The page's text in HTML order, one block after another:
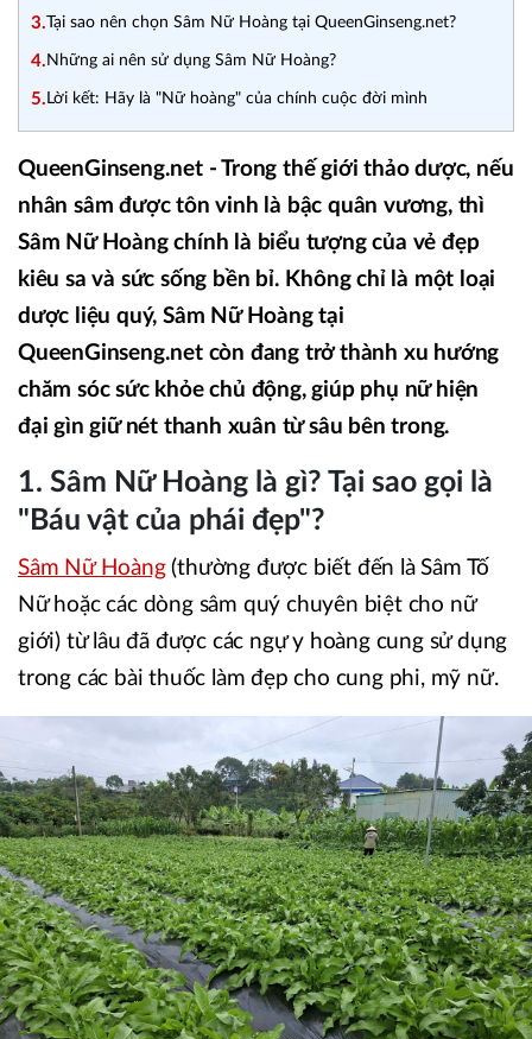
3.Tại sao nên chọn Sâm Nữ Hoàng tại QueenGinseng.net?
4. Những ai nên sử dụng Sâm Nữ Hoàng?
5. Lời kết: Hãy là "Nữ hoàng" của chính cuộc đời mình
QueenGinseng.net - Trong thế giới thảo dược, nếu
nhân sâm được tôn vinh là bậc quân vương, thì
Sâm Nữ Hoàng chính là biểu tượng của vẻ đẹp
kiêu sa và sức sống bền bỉ. Không chỉ là một loại
dược liệu quý, Sâm Nữ Hoàng tại
QueenGinseng.net còn đang trở thành xu hướng
chăm sóc sức khỏe chủ động, giúp phụ nữ hiện
đại gìn giữ nét thanh xuân từ sâu bên trong.
1. Sâm Nữ Hoàng là gì? Tại sao gọi là
"Báu vật của phái đẹp"?
Sâm Nữ Hoàng(thường được biết đến là Sâm Tố
Nữ hoặc các dòng sâm quý chuyên biệt cho nữ
giới) từ lâu đã được các ngự y hoàng cung sử dụng
trong các bài thuốc làm đẹp cho cung phi, mỹ nữ.